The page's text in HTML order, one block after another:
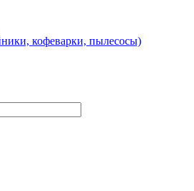
кофеварки, пылесосы)